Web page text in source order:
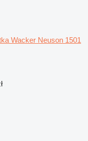
Wacker Neuson 1501